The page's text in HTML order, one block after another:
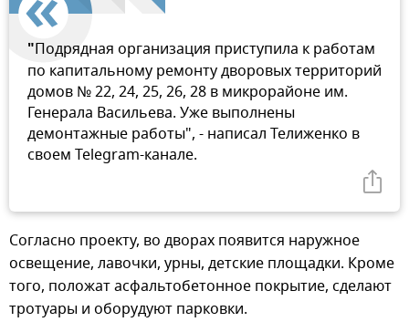
"Подрядная организация приступила к работам
по капитальному ремонту дворовых территорий
домов № 22, 24, 25, 26, 28 в микрорайоне им.
Генерала Васильева. Уже выполнены
демонтажные работы", - написал Телиженко в
своем Telegram-канале.
Согласно проекту, во дворах появится наружное
освещение, лавочки, урны, детские площадки. Кроме
того, положат асфальтобетонное покрытие, сделают
тротуары и оборудуют парковки.